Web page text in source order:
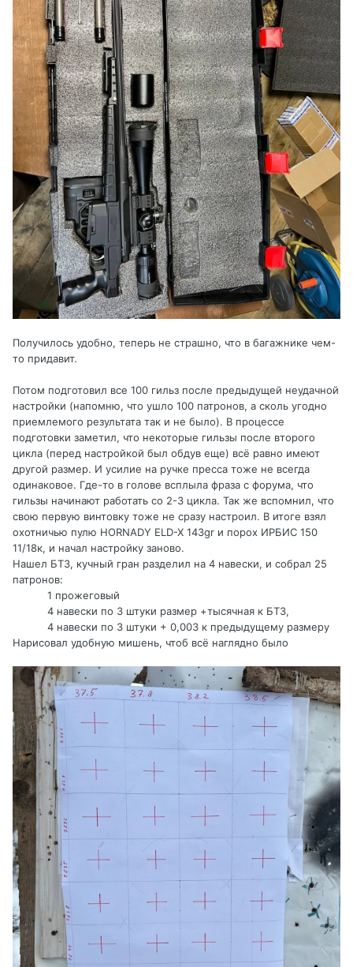
Получилось удобно, теперь не страшно, что в багажнике чем-
то придавит.
Потом подготовил все 100 гильз после предыдущей неудачной
настройки (напомню, что ушло 100 патронов, а сколь угодно
приемлемого результата так и не было). В процессе
подготовки заметил, что некоторые гильзы после второго
цикла (перед настройкой был обдув еще) всё равно имеют
другой размер. И усилие на ручке пресса тоже не всегда
одинаковое. Где-то в голове всплыла фраза с форума, что
гильзы начинают работать со 2-3 цикла. Так же вспомнил, что
свою первую винтовку тоже не сразу настроил. В итоге взял
охотничью пулю HORNADY ELD-X 143gr и порох ИРБИС 150
11/18к, и начал настройку заново.
Нашел БТЗ, кучный гран разделил на 4 навески, и собрал 25
патронов:
1 прожеговый
4 навески по 3 штуки размер +тысячная к БТЗ,
4 навески по 3 штуки + 0,003 к предыдущему размеру
Нарисовал удобную мишень, чтоб всё наглядно было